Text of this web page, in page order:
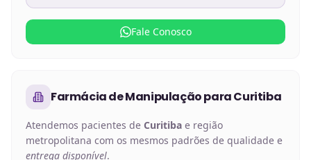
Fale Conosco
Farmácia de ManipulaçãoparaCuritiba
Atendemos pacientes de Curitiba e região
metropolitana com os mesmos padrões de qualidade e
entrega disponível.